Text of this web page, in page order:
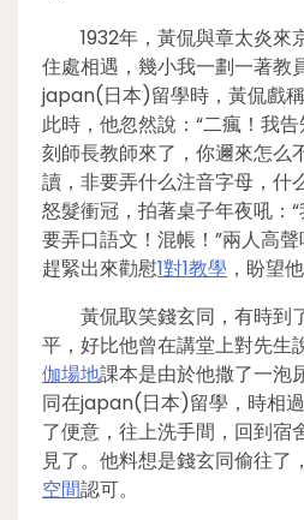
1932年，黃侃與章太炎來
住處相遇，幾小我一劃一著教
japan(日本)留學時，黃侃戲稱
此時，他忽然說：“二瘋！我
刻師長教師來了，你邇來怎么
讀，非要弄什么注音字母，什
怒髮衝冠，拍著桌子年夜吼：
要弄口語文！混帳！”兩人高
趕緊出來勸慰1對1教學 ，盼望
黃侃取笑錢玄同，有時到
平，好比他曾在講堂上對先生
伽場地課本是由於他撒了一泡
同在japan(日本)留學，時相
了便意，往上洗手間，回到宿
見了。他料想是錢玄同偷往了
空間認可。